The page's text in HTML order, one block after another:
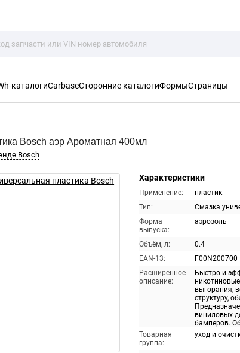
каталогиCarbaseСторонние каталогиФормыСтраницы
Bosch аэр Ароматная 400мл
Bosch
Характеристики
Применение:
пластик
Тип:
Смазка
Форма
выпуска:
аэрозоль
Объём, л:
0.4
EAN-13:
F00N200700
Расширенное
описание:
Быстро и
выгорания,
структуру,
виниловых
бамперов.
Товарная
группа:
уход и